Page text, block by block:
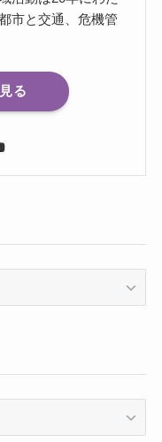
市と交通、危機管
る